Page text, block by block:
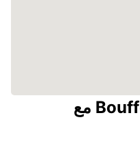
تأجير الشاحنات في Boufféré مع